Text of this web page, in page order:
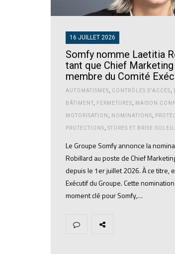
16 JUILLET 2026
Somfy nomme Laetitia
tant que Chief
membre du Comité
AUTOMATISMES CONTRÔLES D'ACCÈS
BÂTIMENT FERMETURES MAISON
MOTORISATION NOMINATIONS
PROTECTIONS STORES ET BRISE-SOLEIL
Le Groupe Somfy annonce la
Robillard au poste de Chief
depuis le 1er juillet 2026. À ce titre,
Exécutif du Groupe. Cette
moment clé pour Somfy,…